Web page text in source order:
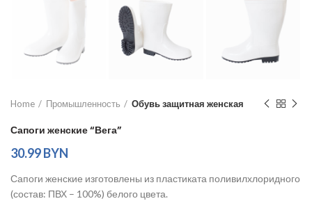
Home Промышленность Обувь защитная женская
Сапоги женские “Вега”
30.99BYN
Сапоги женские изготовлены из пластиката поливилхлоридного
(состав: ПВХ – 100%) белого цвета.